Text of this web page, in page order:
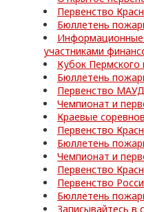
Первенство
Бюллетень
Информационные
участниками
Кубок
Бюллетень
Первенство
Чемпионат и
Краевые
Первенство
Бюллетень
Чемпионат и
Первенство
Первенство
Бюллетень
Записывайтесь в